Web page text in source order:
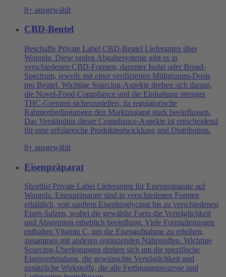
8+ ausgewählt
CBD-Beutel
Beschaffe Private Label CBD-Beutel Lieferanten über
Wonnda. Diese oralen Abgabesysteme gibt es in
verschiedenen CBD-Formen, darunter Isolat oder Broad-
Spectrum, jeweils mit einer verifizierten Milligramm-Dosis
pro Beutel. Wichtige Sourcing-Aspekte drehen sich darum,
die Novel-Food-Compliance und die Einhaltung strenger
THC-Grenzen sicherzustellen, da regulatorische
Rahmenbedingungen den Marktzugang stark beeinflussen.
Das Verständnis dieser Compliance-Aspekte ist entscheidend
für eine erfolgreiche Produktentwicklung und Distribution.
8+ ausgewählt
Eisenpräparat
Shortlist Private Label Lieferanten für Eisenpräparate auf
Wonnda. Eisenpräparate sind in verschiedenen Formen
erhältlich, von sanftem Eisenbisglycinat bis zu verschiedenen
Eisen-Salzen, wobei die gewählte Form die Verträglichkeit
und Absorption erheblich beeinflusst. Viele Formulierungen
enthalten Vitamin C, um die Eisenaufnahme zu erhöhen,
zusammen mit anderen ergänzenden Nährstoffen. Wichtige
Sourcing-Überlegungen drehen sich um die spezifische
Eisenverbindung, die gewünschte Verträglichkeit und
zusätzliche Wirkstoffe, die alle Fertigungsprozesse und